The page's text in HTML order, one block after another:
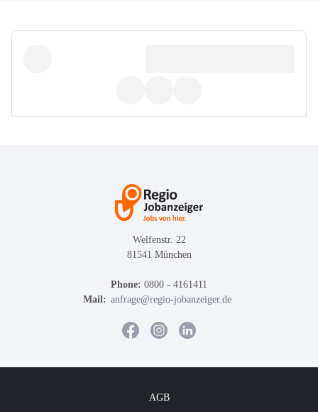
Welfenstr. 22
81541 München
Phone: 0800 - 4161411
Mail: anfrage@regio-jobanzeiger.de
AGB